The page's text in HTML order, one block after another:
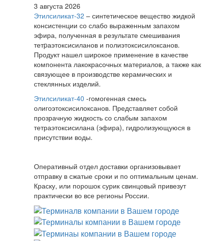
3 августа 2026
Этилсиликат-32 – синтетическое вещество жидкой
консистенции со слабо выраженным запахом
эфира, полученная в результате смешивания
тетpаэтоксисиланов и полиэтоксисилоксанов.
Продукт нашел широкое применение в качестве
компонента лакокрасочных материалов, а также как
связующее в производстве керамических и
стеклянных изделий.
Этилсиликат-40 -гомогенная смесь
олигоэтоксисилоксанов. Представляет собой
прозрачную жидкость со слабым запахом
тетраэтоксисилана (эфира), гидролизующуюся в
присутствии воды.
Оперативный отдел доставки организовывает
отправку в сжатые сроки и по оптимальным ценам.
Краску, или порошок сурик свинцовый привезут
практически во все регионы России.